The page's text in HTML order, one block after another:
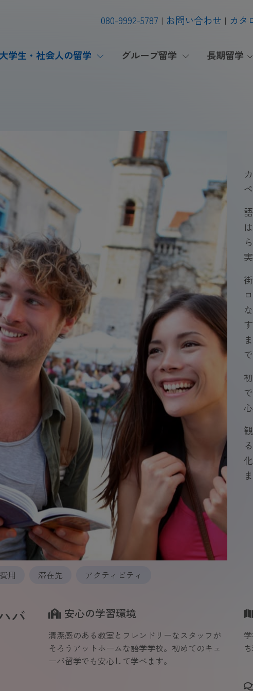
080-9992-5787 お問い合わせ カタ
大学生・社会人の留学 グループ留学 長期留学
費用 滞在先 アクティビティ
バ
安心の学習環境
清潔感のある教室とフレンドリーなスタッフが
そろうアットホームな語学学校。初めてのキュ
ーバ留学でも安心して学べます。